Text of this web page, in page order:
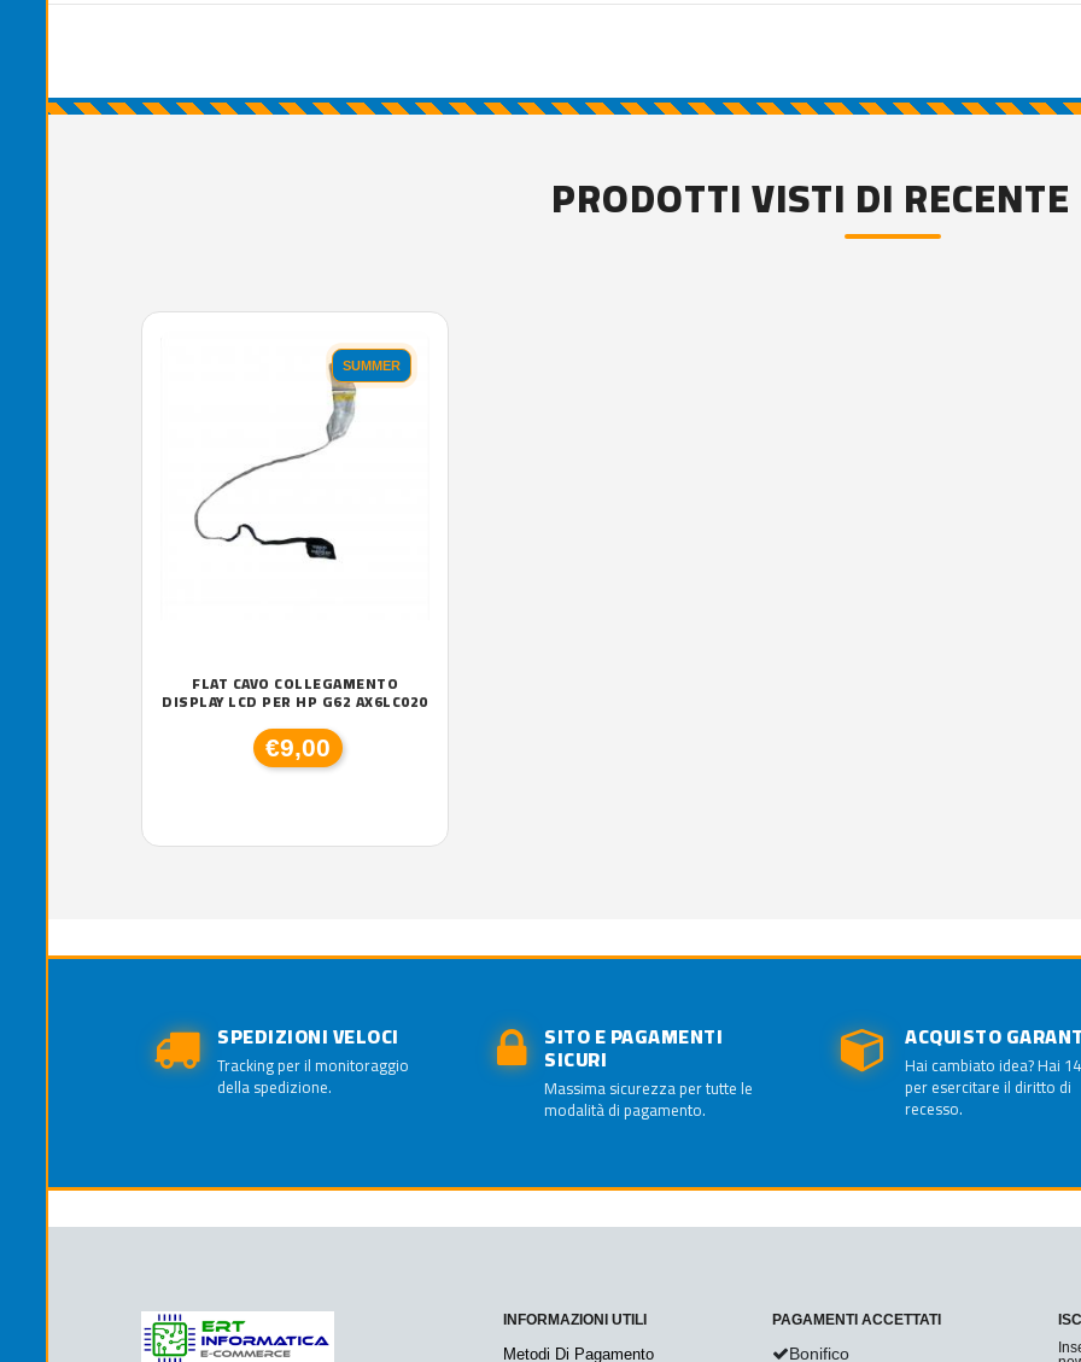
PRODOTTI VISTI DI RECENTE
SUMMER
FLAT CAVO COLLEGAMENTO
DISPLAY LCD PER HP G62 AX6LC020
€9,00
SPEDIZIONI VELOCI
Tracking per il monitoraggio
della spedizione.
SITO E PAGAMENTI
SICURI
Massima sicurezza per tutte le
modalità di pagamento.
ACQUISTO
Hai cambiato idea? Hai
per esercitare il diritto di
recesso.
INFORMAZIONI UTILI
Metodi Di Pagamento
PAGAMENTI ACCETTATI
Bonifico